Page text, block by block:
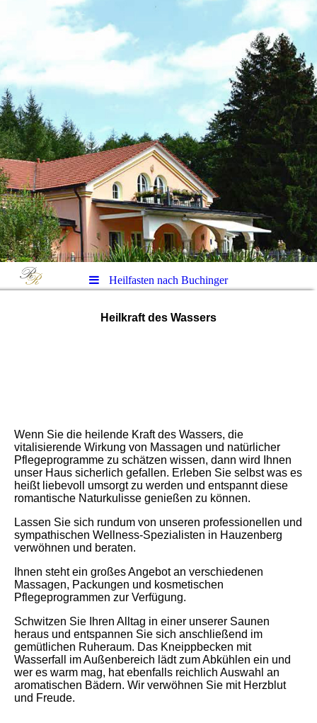
Heilfasten nach Buchinger
Heilkraft des Wassers
Wenn Sie die heilende Kraft des Wassers, die
vitalisierende Wirkung von Massagen und natürlicher
Pflegeprogramme zu schätzen wissen, dann wird Ihnen
unser Haus sicherlich gefallen. Erleben Sie selbst was es
heißt liebevoll umsorgt zu werden und entspannt diese
romantische Naturkulisse genießen zu können.
Lassen Sie sich rundum von unseren professionellen und
sympathischen Wellness-Spezialisten in Hauzenberg
verwöhnen und beraten.
Ihnen steht ein großes Angebot an verschiedenen
Massagen, Packungen und kosmetischen
Pflegeprogrammen zur Verfügung.
Schwitzen Sie Ihren Alltag in einer unserer Saunen
heraus und entspannen Sie sich anschließend im
gemütlichen Ruheraum. Das Kneippbecken mit
Wasserfall im Außenbereich lädt zum Abkühlen ein und
wer es warm mag, hat ebenfalls reichlich Auswahl an
aromatischen Bädern. Wir verwöhnen Sie mit Herzblut
und Freude.